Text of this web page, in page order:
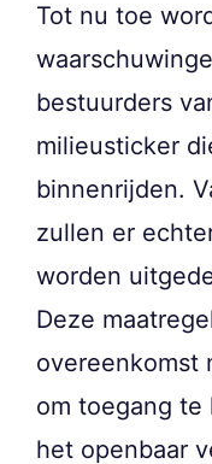
Tot nu toe
bestuurders
milieusticker
binnenrijden.
zullen er
worden
Deze
overeenkomst
om toegang
het openbaar